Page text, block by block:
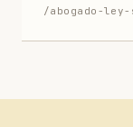
/abogado-